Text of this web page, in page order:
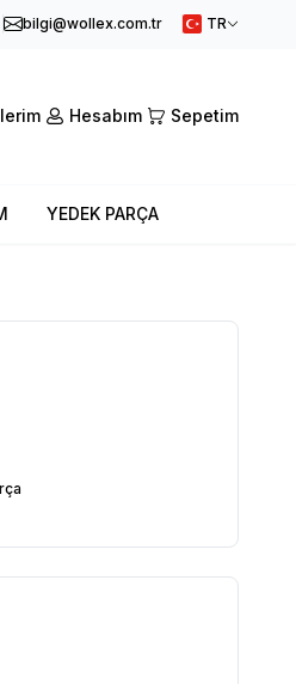
bilgi@wollex.com.tr TR
Hesabım Sepetim
YEDEK PARÇA